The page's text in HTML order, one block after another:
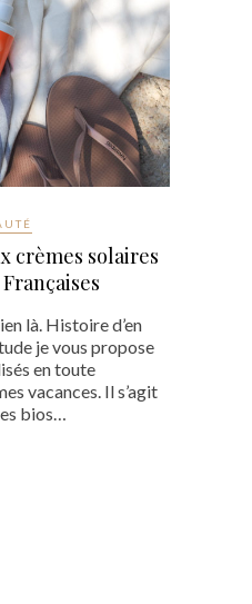
crèmes solaires
là. Histoire d’en
je vous propose
en toute
vacances. Il s’agit
bios…